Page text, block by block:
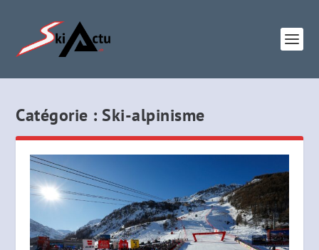
Catégorie :Ski-alpinisme